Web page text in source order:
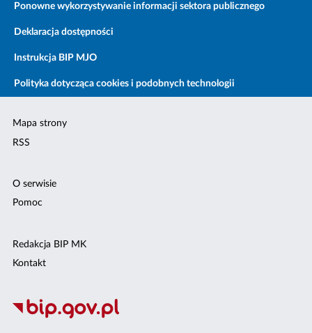
Ponowne wykorzystywanie informacji sektora publicznego
Deklaracja dostępności
Instrukcja BIP MJO
Polityka dotycząca cookies i podobnych technologii
Mapa strony
RSS
O serwisie
Pomoc
Redakcja BIP MK
Kontakt